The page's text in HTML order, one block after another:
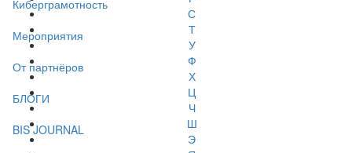
Киберграмотность
Мероприятия
От партнёров
БЛОГИ
BIS JOURNAL
С
Т
У
Ф
Х
Ц
Ч
Ш
Э